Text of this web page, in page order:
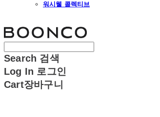
워시웰 콜렉티브
Search 검색
Log In 로그인
Cart장바구니